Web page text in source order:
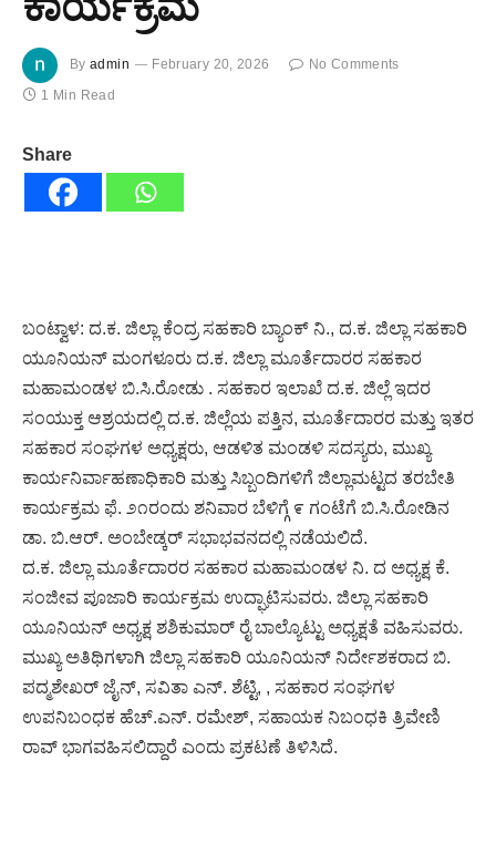
By admin February 20, 2026
No Comments
1 Min Read
Share
ಬಂಟ್ವಾಳ: ದ.ಕ. ಜಿಲ್ಲಾ ಕೆಂದ್ರ ಸಹಕಾರಿ ಬ್ಯಾಂಕ್ ನಿ., ದ.ಕ. ಜಿಲ್ಲಾ ಸಹಕಾರಿ
ಯೂನಿಯನ್ ಮಂಗಳೂರು ದ.ಕ. ಜಿಲ್ಲಾ ಮೂರ್ತೆದಾರರ ಸಹಕಾರ
ಮಹಾಮಂಡಳ ಬಿ.ಸಿ.ರೋಡು . ಸಹಕಾರ ಇಲಾಖೆ ದ.ಕ. ಜಿಲ್ಲೆ ಇದರ
ಸಂಯುಕ್ತ ಆಶ್ರಯದಲ್ಲಿ ದ.ಕ. ಜಿಲ್ಲೆಯ ಪತ್ತಿನ, ಮೂರ್ತೆದಾರರ ಮತ್ತು ಇತರ
ಸಹಕಾರ ಸಂಘಗಳ ಅಧ್ಯಕ್ಷರು, ಆಡಳಿತ ಮಂಡಳಿ ಸದಸ್ಯರು, ಮುಖ್ಯ
ಕಾರ್ಯನಿರ್ವಾಹಣಾಧಿಕಾರಿ ಮತ್ತು ಸಿಬ್ಬಂದಿಗಳಿಗೆ ಜಿಲ್ಲಾಮಟ್ಟದ ತರಬೇತಿ
ಕಾರ್ಯಕ್ರಮ ಫೆ. ೨೧ರಂದು ಶನಿವಾರ ಬೆಳಿಗ್ಗೆ ೯ ಗಂಟೆಗೆ ಬಿ.ಸಿ.ರೋಡಿನ
ಡಾ. ಬಿ.ಆರ್. ಅಂಬೇಡ್ಕರ್ ಸಭಾಭವನದಲ್ಲಿ ನಡೆಯಲಿದೆ.
ದ.ಕ. ಜಿಲ್ಲಾ ಮೂರ್ತೆದಾರರ ಸಹಕಾರ ಮಹಾಮಂಡಳ ನಿ. ದ ಅಧ್ಯಕ್ಷ ಕೆ.
ಸಂಜೀವ ಪೂಜಾರಿ ಕಾರ್ಯಕ್ರಮ ಉದ್ಘಾಟಿಸುವರು. ಜಿಲ್ಲಾ ಸಹಕಾರಿ
ಯೂನಿಯನ್ ಅಧ್ಯಕ್ಷ ಶಶಿಕುಮಾರ್ ರೈ ಬಾಲ್ಯೊಟ್ಟು ಅಧ್ಯಕ್ಷತೆ ವಹಿಸುವರು.
ಮುಖ್ಯ ಅತಿಥಿಗಳಾಗಿ ಜಿಲ್ಲಾ ಸಹಕಾರಿ ಯೂನಿಯನ್ ನಿರ್ದೇಶಕರಾದ ಬಿ.
ಪದ್ಮಶೇಖರ್ ಜೈನ್, ಸವಿತಾ ಎನ್. ಶೆಟ್ಟಿ, , ಸಹಕಾರ ಸಂಘಗಳ
ಉಪನಿಬಂಧಕ ಹೆಚ್.ಎನ್. ರಮೇಶ್, ಸಹಾಯಕ ನಿಬಂಧಕಿ ತ್ರಿವೇಣಿ
ರಾವ್ ಭಾಗವಹಿಸಲಿದ್ದಾರೆ ಎಂದು ಪ್ರಕಟಣೆ ತಿಳಿಸಿದೆ.